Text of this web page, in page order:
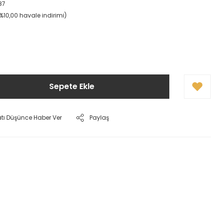
havale indirimi)
Sepete Ekle
Düşünce Haber Ver Paylaş